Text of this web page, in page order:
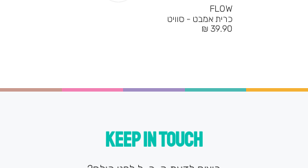
FLOW
כרית אמבט - סוויט
מחיר
39.90 ₪
KEEP IN TOUCH